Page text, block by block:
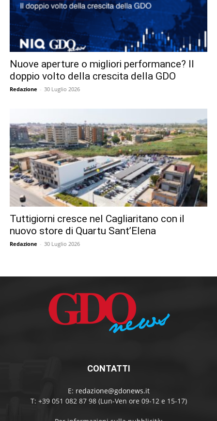
Nuove aperture o migliori performance? Il
doppio volto della crescita della GDO
Redazione - 30 Luglio 2026
Tuttigiorni cresce nel Cagliaritano con il
nuovo store di Quartu Sant’Elena
Redazione - 30 Luglio 2026
CONTATTI
E: redazione@gdonews.it
T: +39 051 082 87 98 (Lun-Ven ore 09-12 e 15-17)